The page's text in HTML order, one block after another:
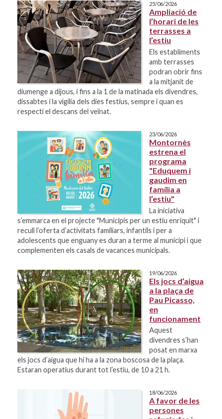
25/06/2026
Ampliació de
l’horari de les
terrasses a
l’estiu
Els establiments
amb terrasses
podran obrir fins
a la mitjanit de
diumenge a dijous, i fins a la 1 de la matinada els divendres,
dissabtes i la vigília dels dies festius, sempre i quan es
respecti el descans del veïnat.
23/06/2026
Montornès
estrena el
programa
"Eduquem i
gaudim en
família a
l’estiu"
La iniciativa
s’emmarca en el projecte "Municipis per un estiu enriquit" i
recull l’oferta d’activitats familiars, infantils i per a
adolescents que enguany es duran a terme al municipi i que
complementen els casals de vacances municipals.
19/06/2026
Els jocs d’aigua
a la plaça de
Pau Picasso,
en
funcionament
Aquest
divendres s’han
posat en marxa
els jocs d’aigua que hi ha a la zona boscosa de la plaça.
Estaran operatius durant tot l’estiu, de 10 a 21 h.
18/06/2026
A favor de les
persones